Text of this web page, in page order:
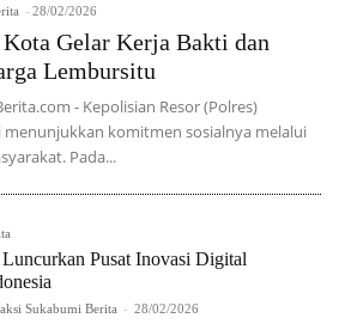
- 28/02/2026
Gelar Kerja Bakti dan
Lembursitu
- Kepolisian Resor (Polres)
komitmen sosialnya melalui
Pada...
Pusat Inovasi Digital
Sukabumi Berita - 28/02/2026